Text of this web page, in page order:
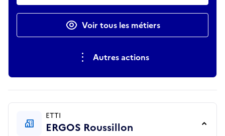
Voir tous les métiers
Autres actions
ETTI
ERGOS Roussillon